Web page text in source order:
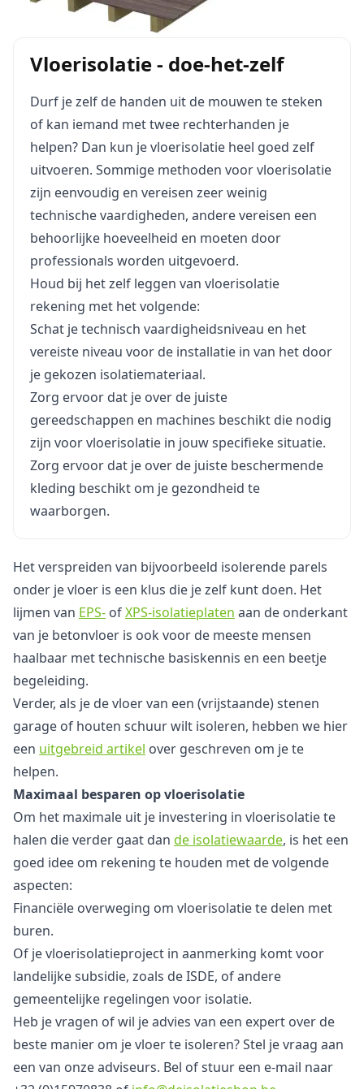
Vloerisolatie - doe-het-zelf
Durf je zelf de handen uit de mouwen te steken
of kan iemand met twee rechterhanden je
helpen? Dan kun je vloerisolatie heel goed zelf
uitvoeren. Sommige methoden voor vloerisolatie
zijn eenvoudig en vereisen zeer weinig
technische vaardigheden, andere vereisen een
behoorlijke hoeveelheid en moeten door
professionals worden uitgevoerd.
Houd bij het zelf leggen van vloerisolatie
rekening met het volgende:
Schat je technisch vaardigheidsniveau en het
vereiste niveau voor de installatie in van het door
je gekozen isolatiemateriaal.
Zorg ervoor dat je over de juiste
gereedschappen en machines beschikt die nodig
zijn voor vloerisolatie in jouw specifieke situatie.
Zorg ervoor dat je over de juiste beschermende
kleding beschikt om je gezondheid te
waarborgen.
Het verspreiden van bijvoorbeeld isolerende parels
onder je vloer is een klus die je zelf kunt doen. Het
lijmen van EPS- ofXPS-isolatieplaten aan de onderkant
van je betonvloer is ook voor de meeste mensen
haalbaar met technische basiskennis en een beetje
begeleiding.
Verder, als je de vloer van een (vrijstaande) stenen
garage of houten schuur wilt isoleren, hebben we hier
een uitgebreid artikel over geschreven om je te
helpen.
Maximaal besparen op vloerisolatie
Om het maximale uit je investering in vloerisolatie te
halen die verder gaat dan de isolatiewaarde, is het een
goed idee om rekening te houden met de volgende
aspecten:
Financiële overweging om vloerisolatie te delen met
buren.
Of je vloerisolatieproject in aanmerking komt voor
landelijke subsidie, zoals de ISDE, of andere
gemeentelijke regelingen voor isolatie.
Heb je vragen of wil je advies van een expert over de
beste manier om je vloer te isoleren? Stel je vraag aan
een van onze adviseurs. Bel of stuur een e-mail naar